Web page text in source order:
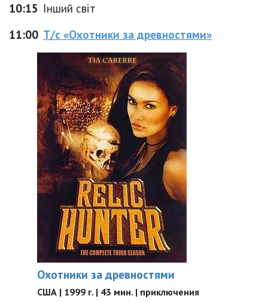
10:15 Інший світ
11:00 Т/с «Охотники за древностями»
Охотники за древностями
США | 1999 г. | 43 мин. | приключения